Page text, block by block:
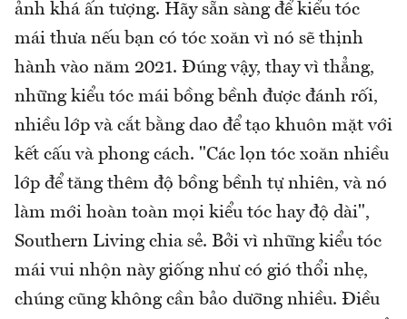
ảnh khá ấn tượng. Hãy sẵn sàng để kiểu tóc
mái thưa nếu bạn có tóc xoăn vì nó sẽ thịnh
hành vào năm 2021. Đúng vậy, thay vì thẳng,
những kiểu tóc mái bồng bềnh được đánh rối,
nhiều lớp và cắt bằng dao để tạo khuôn mặt với
kết cấu và phong cách. "Các lọn tóc xoăn nhiều
lớp để tăng thêm độ bồng bềnh tự nhiên, và nó
làm mới hoàn toàn mọi kiểu tóc hay độ dài",
Southern Living chia sẻ. Bởi vì những kiểu tóc
mái vui nhộn này giống như có gió thổi nhẹ,
chúng cũng không cần bảo dưỡng nhiều. Điều